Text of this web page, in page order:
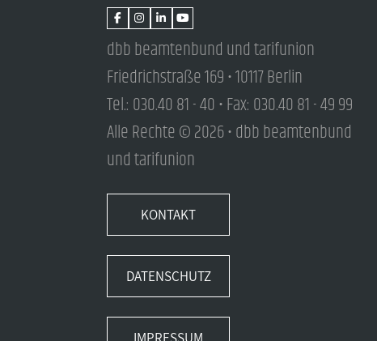
dbb beamtenbund und tarifunion
Friedrichstraße 169 • 10117 Berlin
Tel.: 030.40 81 - 40 • Fax: 030.40 81 - 49 99
Alle Rechte © 2026 • dbb beamtenbund
und tarifunion
KONTAKT
DATENSCHUTZ